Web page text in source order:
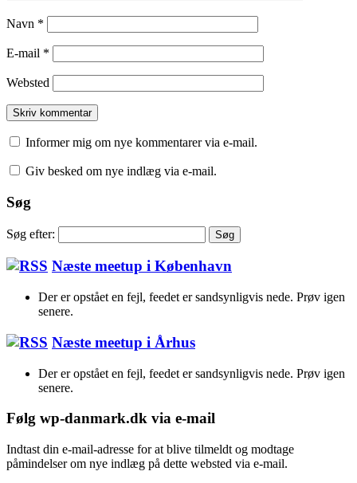
Navn *
E-mail *
Websted
Informer mig om nye kommentarer via e-mail.
Giv besked om nye indlæg via e-mail.
Søg
Søg efter:
Næste meetup i København
Der er opstået en fejl, feedet er sandsynligvis nede. Prøv igen
senere.
Næste meetup i Århus
Der er opstået en fejl, feedet er sandsynligvis nede. Prøv igen
senere.
Følg wp-danmark.dk via e-mail
Indtast din e-mail-adresse for at blive tilmeldt og modtage
påmindelser om nye indlæg på dette websted via e-mail.